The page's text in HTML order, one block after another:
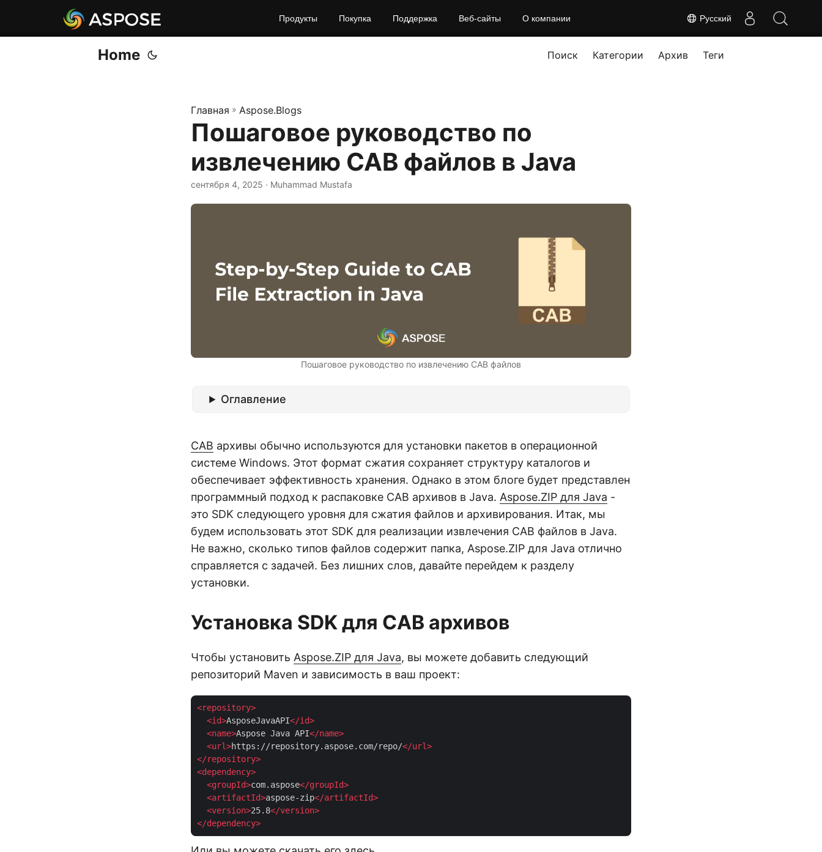
Русский
Продукты Покупка Поддержка Веб‑сайты О компании
Home Поиск Категории Архив Теги
Главная » Aspose.Blogs
Пошаговое руководство по
извлечению CAB файлов в Java
сентября 4, 2025 · Muhammad Mustafa
Пошаговое руководство по извлечению CAB файлов
Оглавление
CAB архивы обычно используются для установки пакетов в операционной
системе Windows. Этот формат сжатия сохраняет структуру каталогов и
обеспечивает эффективность хранения. Однако в этом блоге будет представлен
программный подход к распаковке CAB архивов в Java. Aspose.ZIP для Java -
это SDK следующего уровня для сжатия файлов и архивирования. Итак, мы
будем использовать этот SDK для реализации извлечения CAB файлов в Java.
Не важно, сколько типов файлов содержит папка, Aspose.ZIP для Java отлично
справляется с задачей. Без лишних слов, давайте перейдем к разделу
установки.
Установка SDK для CAB архивов
Чтобы установить Aspose.ZIP для Java, вы можете добавить следующий
репозиторий Maven и зависимость в ваш проект:
<repository>
<id>AsposeJavaAPI</id>
<name>Aspose Java API</name>
<url>https://repository.aspose.com/repo/</url>
</repository>
<dependency>
<groupId>com.aspose</groupId>
<artifactId>aspose-zip</artifactId>
<version>25.8</version>
</dependency>